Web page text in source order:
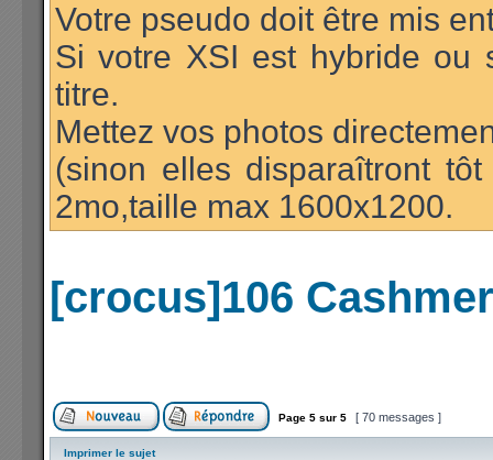
Votre pseudo doit être mis
Si votre XSI est hybride ou
titre.
Mettez vos photos
(sinon elles disparaîtront
2mo,taille max 1600x1200.
[crocus]106
Page 5 sur 5 [ 70 messages ]
Imprimer le sujet